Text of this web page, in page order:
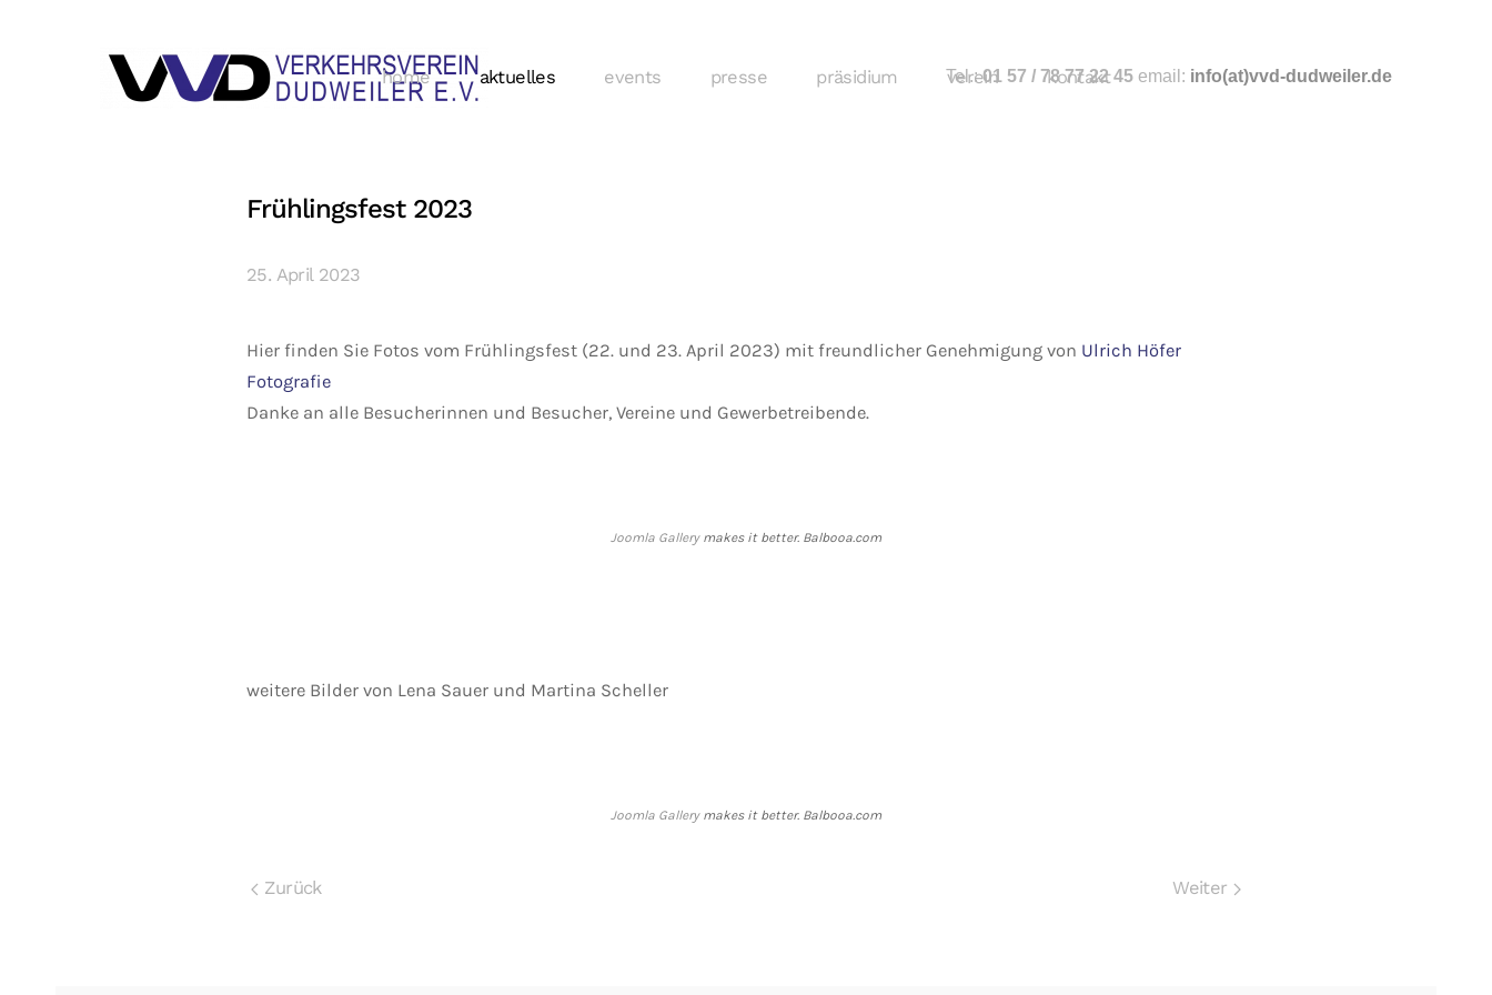
home aktuelles events presse präsidium verein kontakt
Tel.:01 57 / 78 77 22 45 email: info(at)vvd-dudweiler.de
Frühlingsfest 2023
25. April 2023
Hier finden Sie Fotos vom Frühlingsfest (22. und 23. April 2023) mit freundlicher Genehmigung von Ulrich Höfer
Fotografie
Danke an alle Besucherinnen und Besucher, Vereine und Gewerbetreibende.
Joomla Gallerymakes it better. Balbooa.com
weitere Bilder von Lena Sauer und Martina Scheller
Joomla Gallerymakes it better. Balbooa.com
Zurück Weiter